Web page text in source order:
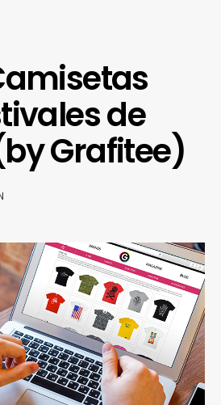
de
Grafitee)